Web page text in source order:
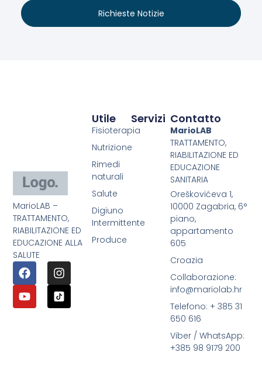
Richieste Notizie
MarioLAB –
TRATTAMENTO,
RIABILITAZIONE ED
EDUCAZIONE ALLA
SALUTE
Servizi
Utile
Fisioterapia
Nutrizione
Rimedi
naturali
Salute
Digiuno
Intermittente
Produce
Contatto
MarioLAB
TRATTAMENTO,
RIABILITAZIONE ED
EDUCAZIONE
SANITARIA
Oreškovićeva 1,
10000 Zagabria, 6°
piano,
appartamento
605
Croazia
Collaborazione:
info@mariolab.hr
Telefono: + 385 31
650 616
Viber / WhatsApp:
+385 98 9179 200